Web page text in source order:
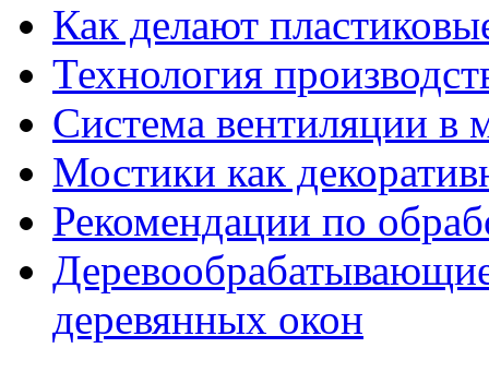
Как делают
Технология
Система вентиляции в
Мостики как
Рекомендации по
деревянных окон